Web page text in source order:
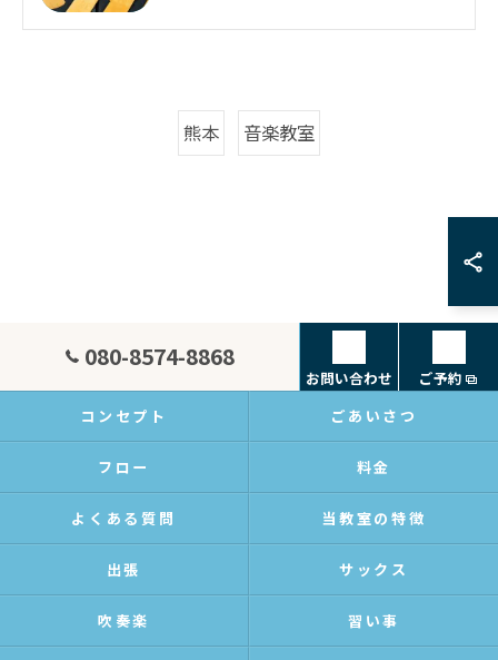
熊本 音楽教室
080-8574-8868
お問い合わせ
ご予約
コンセプト
ごあいさつ
フロー 料金
よくある質問 当教室の特徴
出張 サックス
吹奏楽 習い事